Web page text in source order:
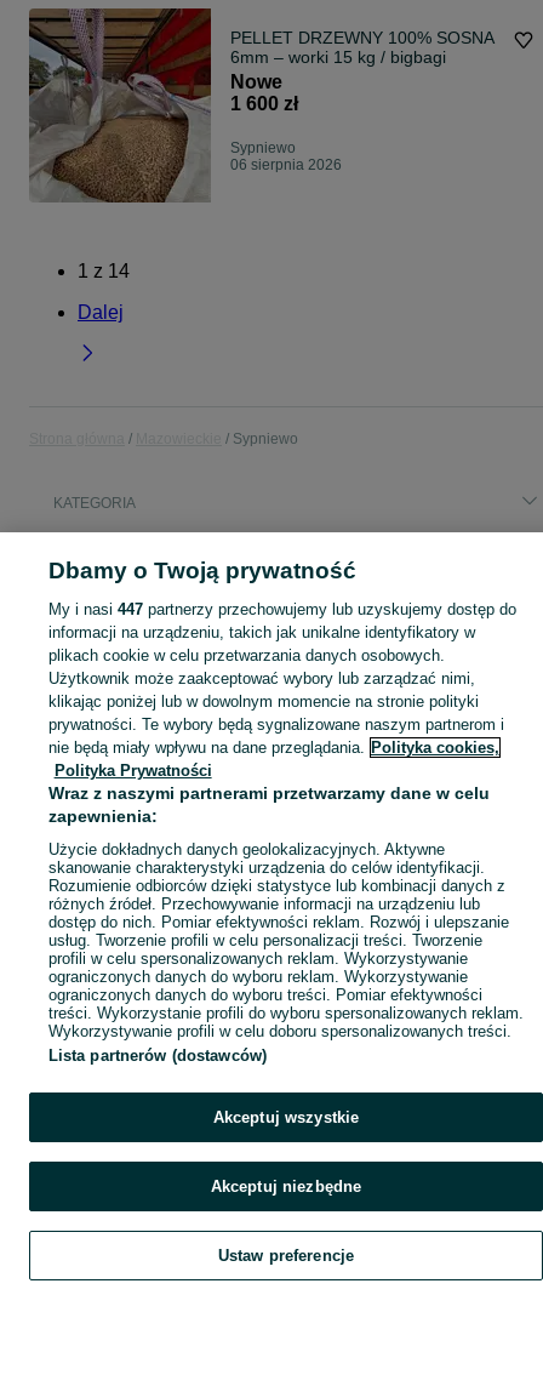
PELLET DRZEWNY 100% SOSNA
6mm – worki 15 kg / bigbagi
Nowe
1 600 zł
Sypniewo
06 sierpnia 2026
1 z 14
Dalej
Sypniewo
KATEGORIA
Popularne wyszukiwania
Skorzystaj z największego serwisu ogłoszeniowego - Sypniewo i okolice! Kupuj to, czego pragniesz i sprzedawaj to, czego już nie potrzebujesz!
Mapa kategorii
Mapa miejscowości
Mapa ministron
Popularne wyszukiwania
Szukaj Obserwujesz Dodaj Czat Konto
Dbamy o Twoją prywatność
My i nasi 447partnerzy przechowujemy lub uzyskujemy dostęp do
informacji na urządzeniu, takich jak unikalne identyfikatory w
plikach cookie w celu przetwarzania danych osobowych.
Użytkownik może zaakceptować wybory lub zarządzać nimi,
klikając poniżej lub w dowolnym momencie na stronie polityki
prywatności. Te wybory będą sygnalizowane naszym partnerom i
nie będą miały wpływu na dane przeglądania. Polityka cookies,
Polityka Prywatności
Wraz z naszymi partnerami przetwarzamy dane w celu
zapewnienia:
Użycie dokładnych danych geolokalizacyjnych. Aktywne
skanowanie charakterystyki urządzenia do celów identyfikacji.
Rozumienie odbiorców dzięki statystyce lub kombinacji danych z
różnych źródeł. Przechowywanie informacji na urządzeniu lub
dostęp do nich. Pomiar efektywności reklam. Rozwój i ulepszanie
usług. Tworzenie profili w celu personalizacji treści. Tworzenie
profili w celu spersonalizowanych reklam. Wykorzystywanie
ograniczonych danych do wyboru reklam. Wykorzystywanie
ograniczonych danych do wyboru treści. Pomiar efektywności
treści. Wykorzystanie profili do wyboru spersonalizowanych reklam.
Wykorzystywanie profili w celu doboru spersonalizowanych treści.
Lista partnerów (dostawców)
Akceptuj wszystkie
Akceptuj niezbędne
Ustaw preferencje